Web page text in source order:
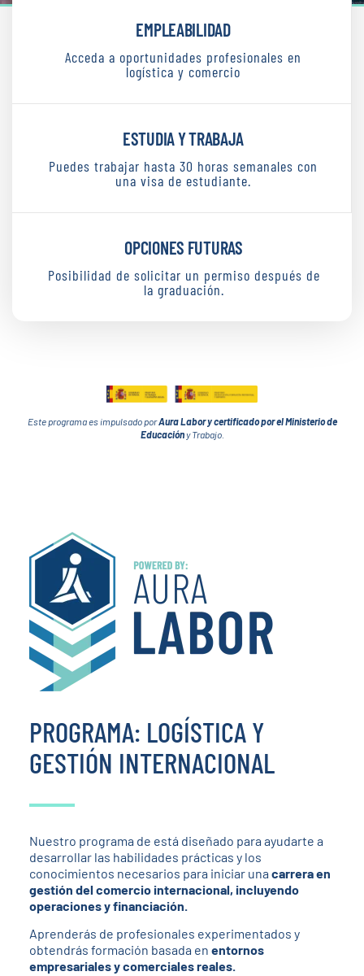
EMPLEABILIDAD
Acceda a oportunidades profesionales en
logística y comercio
ESTUDIA Y TRABAJA
Puedes trabajar hasta 30 horas semanales con
una visa de estudiante.
OPCIONES FUTURAS
Posibilidad de solicitar un permiso después de
la graduación.
Este programa es impulsado porAura Labor y certificado por el Ministerio de
Educacióny Trabajo.
PROGRAMA: LOGÍSTICA Y
GESTIÓN INTERNACIONAL
Nuestro programa de está diseñado para ayudarte a
desarrollar las habilidades prácticas y los
conocimientos necesarios para iniciar una carrera en
gestión del comercio internacional, incluyendo
operaciones y financiación.
Aprenderás de profesionales experimentados y
obtendrás formación basada en entornos
empresariales y comerciales reales.